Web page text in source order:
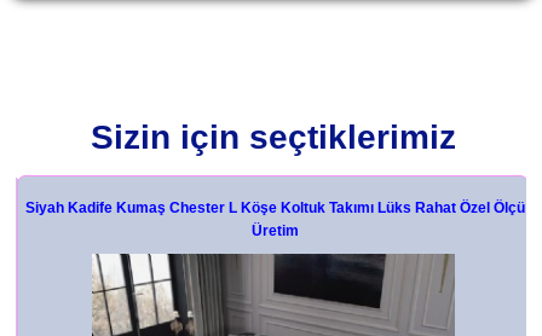
Sizin için seçtiklerimiz
Siyah Kadife Kumaş Chester L Köşe Koltuk Takımı Lüks Rahat Özel Ölçü
Üretim